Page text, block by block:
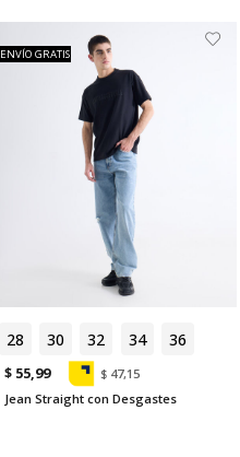
28 30 32 34 36
ENVÍO GRATIS
$ 55,99
$ 47,15
Jean Straight con Desgastes